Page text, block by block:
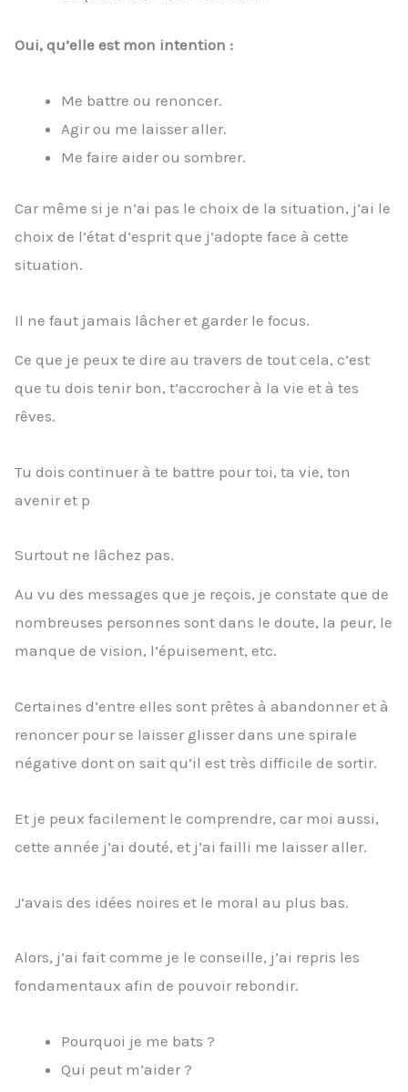
Oui, qu’elle est mon intention :
Me battre ou renoncer.
Agir ou me laisser aller.
Me faire aider ou sombrer.
Car même si je n’ai pas le choix de la situation, j’ai le
choix de l’état d’esprit que j’adopte face à cette
situation.
Il ne faut jamais lâcher et garder le focus.
Ce que je peux te dire au travers de tout cela, c’est
que tu dois tenir bon, t’accrocher à la vie et à tes
rêves.
Tu dois continuer à te battre pour toi, ta vie, ton
avenir et p
Surtout ne lâchez pas.
Au vu des messages que je reçois, je constate que de
nombreuses personnes sont dans le doute, la peur, le
manque de vision, l’épuisement, etc.
Certaines d’entre elles sont prêtes à abandonner et à
renoncer pour se laisser glisser dans une spirale
négative dont on sait qu’il est très difficile de sortir.
Et je peux facilement le comprendre, car moi aussi,
cette année j’ai douté, et j’ai failli me laisser aller.
J’avais des idées noires et le moral au plus bas.
Alors, j’ai fait comme je le conseille, j’ai repris les
fondamentaux afin de pouvoir rebondir.
Pourquoi je me bats ?
Qui peut m’aider ?